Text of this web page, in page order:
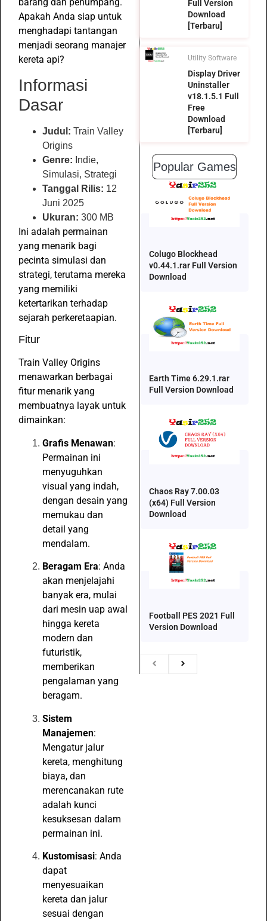
Apakah Anda siap untuk
menghadapi tantangan
menjadi seorang manajer
kereta api?
Informasi
Dasar
Judul: Train Valley
Origins
Genre: Indie,
Simulasi, Strategi
Tanggal Rilis: 12
Juni 2025
Ukuran: 300 MB
Ini adalah permainan
yang menarik bagi
pecinta simulasi dan
strategi, terutama mereka
yang memiliki
ketertarikan terhadap
sejarah perkeretaapian.
Fitur
Train Valley Origins
menawarkan berbagai
fitur menarik yang
membuatnya layak untuk
dimainkan:
Grafis Menawan:
Permainan ini
menyuguhkan
visual yang indah,
dengan desain yang
memukau dan
detail yang
mendalam.
Beragam Era: Anda
akan menjelajahi
banyak era, mulai
dari mesin uap awal
hingga kereta
modern dan
futuristik,
memberikan
pengalaman yang
beragam.
Sistem
Manajemen:
Mengatur jalur
kereta, menghitung
biaya, dan
merencanakan rute
adalah kunci
kesuksesan dalam
permainan ini.
Kustomisasi: Anda
dapat
menyesuaikan
kereta dan jalur
sesuai dengan
Full Version
Download
[Terbaru]
Utility Software
Display Driver
Uninstaller
v18.1.5.1 Full
Free
Download
[Terbaru]
Popular Games
Colugo Blockhead
v0.44.1.rar Full Version
Download
Earth Time 6.29.1.rar
Full Version Download
Chaos Ray 7.00.03
(x64) Full Version
Download
Football PES 2021 Full
Version Download